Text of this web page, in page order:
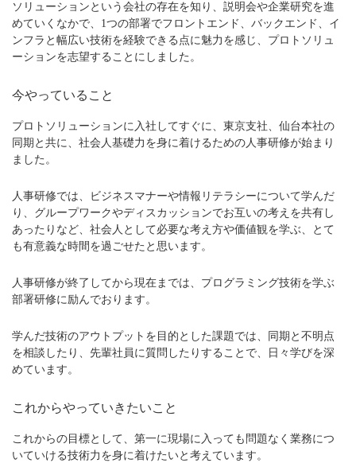
ソリューションという会社の存在を知り、説明会や企業研究を進
めていくなかで、1つの部署でフロントエンド、バックエンド、イ
ンフラと幅広い技術を経験できる点に魅力を感じ、プロトソリュ
ーションを志望することにしました。
今やっていること
プロトソリューションに入社してすぐに、東京支社、仙台本社の
同期と共に、社会人基礎力を身に着けるための人事研修が始まり
ました。
人事研修では、ビジネスマナーや情報リテラシーについて学んだ
り、グループワークやディスカッションでお互いの考えを共有し
あったりなど、社会人として必要な考え方や価値観を学ぶ、とて
も有意義な時間を過ごせたと思います。
人事研修が終了してから現在までは、プログラミング技術を学ぶ
部署研修に励んでおります。
学んだ技術のアウトプットを目的とした課題では、同期と不明点
を相談したり、先輩社員に質問したりすることで、日々学びを深
めています。
これからやっていきたいこと
これからの目標として、第一に現場に入っても問題なく業務につ
いていける技術力を身に着けたいと考えています。